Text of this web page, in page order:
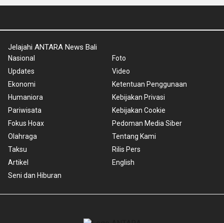
Jelajahi ANTARA News Bali
Nasional
Updates
Ekonomi
Humaniora
Pariwisata
Fokus Hoax
Olahraga
Taksu
Artikel
Seni dan Hiburan
Foto
Video
Ketentuan Penggunaan
Kebijakan Privasi
Kebijakan Cookie
Pedoman Media Siber
Tentang Kami
Rilis Pers
English